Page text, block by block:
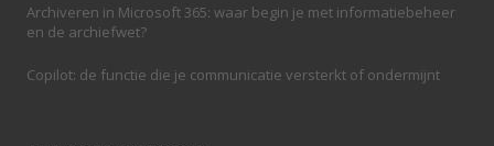
Archiveren in Microsoft 365: waar begin je met informatiebeheer
en de archiefwet?
Copilot: de functie die je communicatie versterkt of ondermijnt